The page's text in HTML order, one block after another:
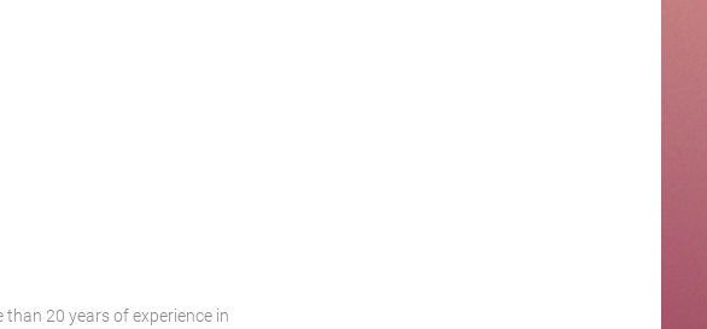
20 years of experience in